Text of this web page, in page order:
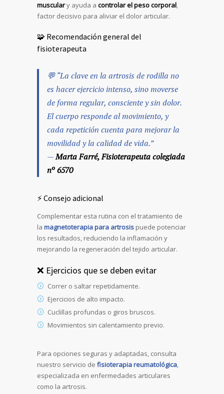
musculary ayuda a controlar el peso corporal,
factor decisivo para aliviar el dolor articular.
🧩 Recomendación general del
fisioterapeuta
💬“La clave en la artrosis de rodilla no
es hacer ejercicio intenso, sino moverse
de forma regular, consciente y sin dolor.
El cuerpo responde al movimiento, y
cada repetición cuenta para mejorar la
movilidad y la calidad de vida.”
—Marta Farré, Fisioterapeuta colegiada
nº 6570
⚡ Consejo adicional
Complementar esta rutina con el tratamiento de
la magnetoterapia para artrosis puede potenciar
los resultados, reduciendo la inflamación y
mejorando la regeneración del tejido articular.
❌ Ejercicios que se deben evitar
Correr o saltar repetidamente.
Ejercicios de alto impacto.
Cuclillas profundas o giros bruscos.
Movimientos sin calentamiento previo.
Para opciones seguras y adaptadas, consulta
nuestro servicio de fisioterapia reumatológica,
especializada en enfermedades articulares
como la artrosis.